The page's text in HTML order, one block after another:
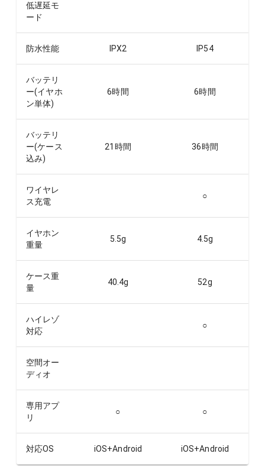
低遅延モ
ード
防水性能 IPX2 IP54
バッテリ
ー(イヤホ
ン単体)
6時間 6時間
バッテリ
ー(ケース
込み)
21 時間 36時間
ワイヤレ
ス充電
○
イヤホン
重量
5.5g 4.5g
ケース重
量
40.4g 52g
ハイレゾ
対応
○
空間オー
ディオ
専用アプ
リ
○ ○
対応OS iOS+Android iOS+Android